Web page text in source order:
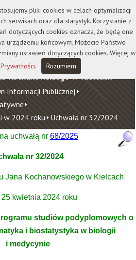
Biblioteka
Wydawnictwo
Kochanowskiego w Kielcach
Informacji Publicznej
w 2024 roku Uchwała nr 32/2024
uchwałą nr 68/2025
nr 32/2024
Jana Kochanowskiego w Kielcach
kwietnia 2024 roku
studiów podyplomowych o
i biostatystyka w biologii
i medycynie
pliki cookies w celach optymalizacji
serwisach oraz dla statystyk. Korzystanie z
dotyczących cookies oznacza, że będą one
urządzeniu końcowym. Możecie Państwo
ustawień dotyczących cookies. Więcej w
. Rozumiem